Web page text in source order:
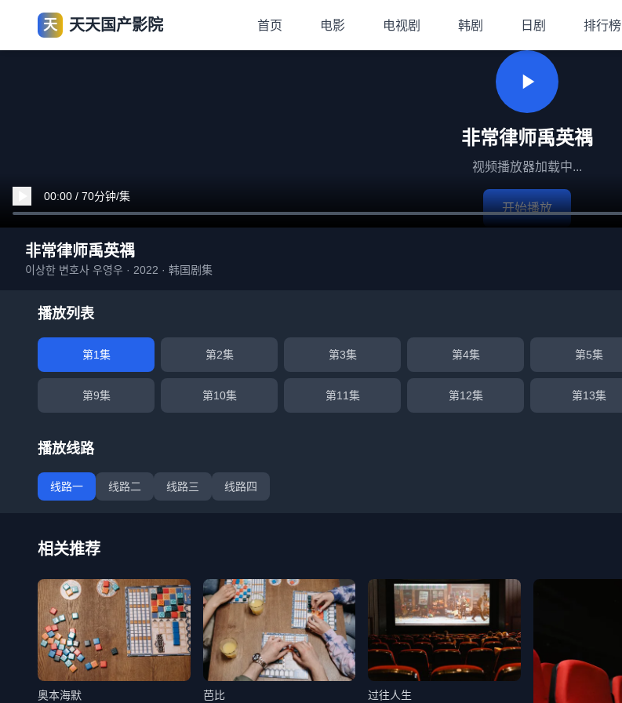
天 天天国产影院 首页 电影 电视剧 韩剧 日剧 排行榜
非常律师禹英禑
视频播放器加载中...
开始播放
00:00 / 70分钟/集
非常律师禹英禑
이상한 변호사 우영우 · 2022 · 韩国剧集
播放列表
第1集 第2集 第3集 第4集 第5集
第9集 第10集 第11集 第12集 第13集
播放线路
线路一 线路二 线路三 线路四
相关推荐
奥本海默 芭比 过往人生